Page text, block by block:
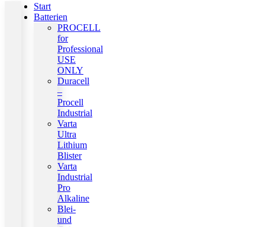
Start
Batterien
PROCELL
for
Professional
USE
ONLY
Duracell
–
Procell
Industrial
Varta
Ultra
Lithium
Blister
Varta
Industrial
Pro
Alkaline
Blei-
und